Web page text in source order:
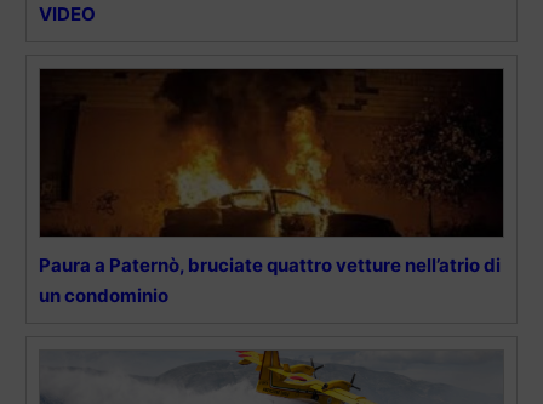
VIDEO
Paura a Paternò, bruciate quattro vetture nell’atrio di
un condominio